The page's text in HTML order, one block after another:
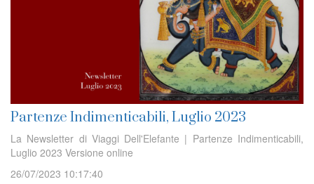
Partenze Indimenticabili, Luglio 2023
La Newsletter di Viaggi Dell'Elefante | Partenze Indimenticabili,
Luglio 2023 Versione online
26/07/2023 10:17:40